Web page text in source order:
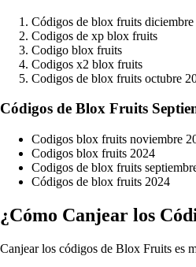
Códigos de blox fruits
Codigos de xp blox fruits
Codigo blox fruits
Codigos x2 blox fruits
Codigos de blox fruits octubre
Códigos de Blox Fruits
Codigos blox fruits noviembre
Codigos blox fruits 2024
Codigos de blox fruits
Códigos de blox fruits 2024
¿Cómo Canjear los
Canjear los códigos de Blox Fruits es